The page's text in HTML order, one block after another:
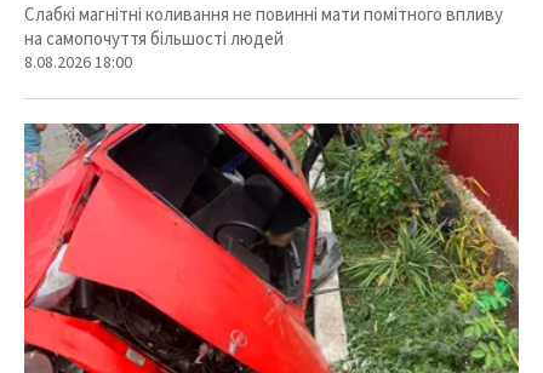
Слабкі магнітні коливання не повинні мати помітного впливу
на самопочуття більшості людей
8.08.2026 18:00